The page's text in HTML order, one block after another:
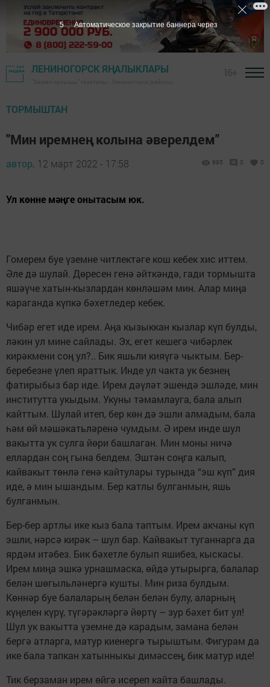
ЛЕНИНОГОРСК ЯҢАЛЫКЛАРЫ
ТОРМЫШТАН
"Мин иремнең колына әверелдем"
автор, 12 март 2022 - 17:58 995 0 0
Ул көнне мәңге онытасым юк.
Гомерем буе үземне читлектәге кош кебек хис иттем.
Әле дә шулай. Дөресен генә әйткәндә, гади тормышта
яшәүче хатын-кызлардан көнләшәм мин. Алар миңа
караганда күпкә бәхетледер кебек.
Чибәр егет иде ирем. Аңа кызыккан кызлар күп булды,
ләкин ул мине сайлады. Эх, егет кешегә чибәрлек
кирәкмени соң ул?.. Бик яшьли кияүгә чыктым. Бер-
беребезне үлеп яраттык. Инде ул чакта ук безнең
фатирыбыз бар иде. Ирем дәүләт эшендә эшләде, мин
институтта укыдым. Укуны тәмамлауга, бала алып
кайттым. Шулай итеп, бер көн дә эшли алмадым, бала
һәм өй мәшәкатьләренә чумдым. Ә ирем инде шул
вакытта ук сулга йөри башлаган. Мин моны ничә
еллардан соң гына белдем. Эштән соңга калып,
кайвакыт төнлә генә кайтулары турында “эш күп” дия
иде, ә мин ышандым. Бер катлы булганмын, яшь
булганмын.
Бер-бер артлы ике кыз бала таптым. Ирем акчаны күп
эшли, нәрсә кирәк – шул бар. Кайвакыт туганнарга да
ярдәм итәбез. Бик бәхетле булып яшибез, кыскасы.
Ирем миңа эшкә урнашмаска, өйдә утырырга, балалар
белән шөгыльләнергә кушты. Мин риза булдым.
Көннәр буе балаларың белән белән булу, аларның
күңелен күрү, түгәрәкләргә йөртү – зур бәхет бит ул!
Шул ук вакытта үземне дә карадым, замана белән
бергә атларга, матур киенергә тырыштым. Фигурам да
ике бала тапкан хатынныкы димәссең, бик матур иде!
Тик берзаман ирем өйгә исереп кайта башлады.
4 Автоматическое закрытие баннера через